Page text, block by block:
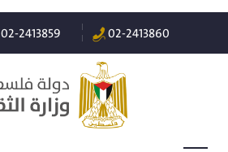
02-2413860
02-2413859